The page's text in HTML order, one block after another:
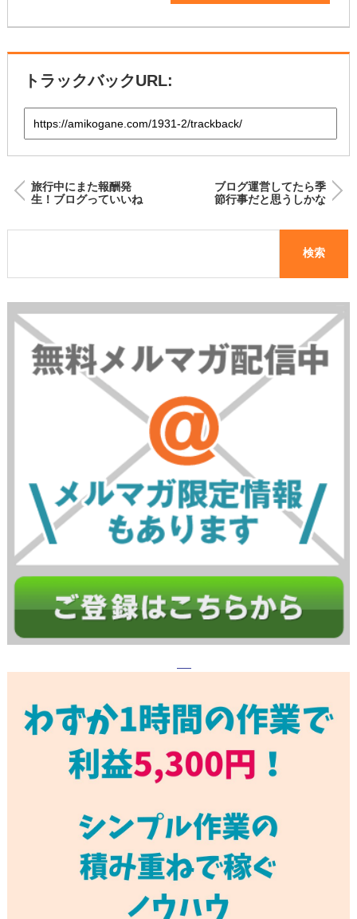
トラックバックURL:
旅行中にまた報酬発
生！ブログっていいね
ブログ運営してたら季
節行事だと思うしかな